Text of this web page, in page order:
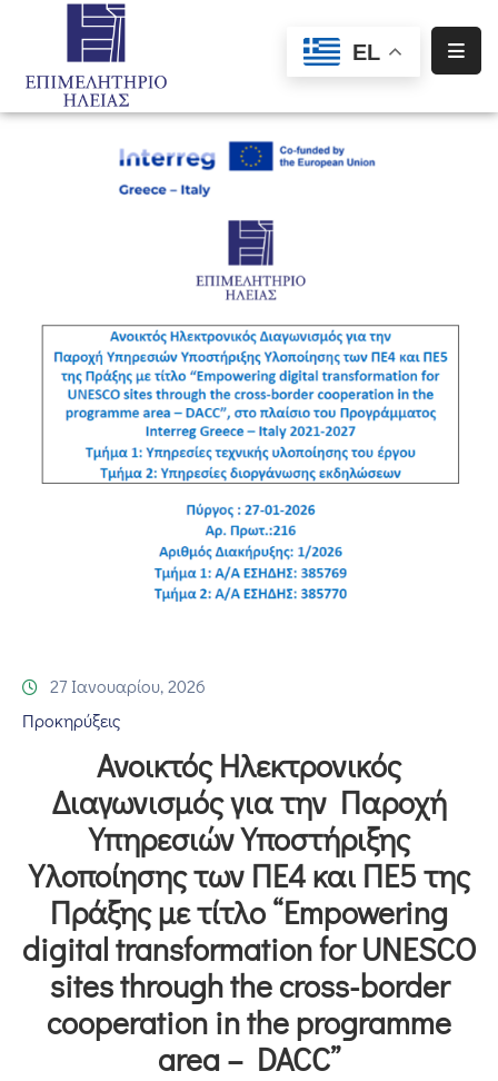
EL
Αρχική
Ειδική
Πληροφόρηση
Προγράμματα
Χρηματοδότησης
27 Ιανουαρίου, 2026
Προκηρύξεις
Ανοικτός Ηλεκτρονικός
Διαγωνισμός για την Παροχή
Υπηρεσιών Υποστήριξης
Υλοποίησης των ΠΕ4 και ΠΕ5 της
Πράξης με τίτλο “Empowering
digital transformation for UNESCO
sites through the cross-border
cooperation in the programme
area – DACC”